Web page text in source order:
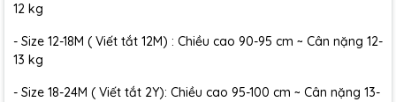
12 kg
- Size 12-18M ( Viết tắt 12M) : Chiều cao 90-95 cm ~ Cân nặng 12-
13 kg
- Size 18-24M ( Viết tắt 2Y): Chiều cao 95-100 cm ~ Cân nặng 13-